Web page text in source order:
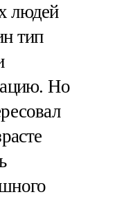
людей
тип
Но